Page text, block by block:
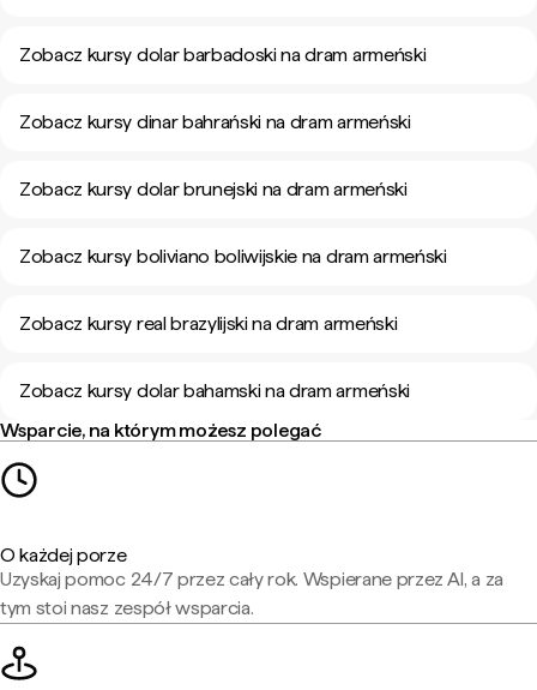
Zobacz kursy dolar barbadoski na dram armeński
Zobacz kursy dinar bahrański na dram armeński
Zobacz kursy dolar brunejski na dram armeński
Zobacz kursy boliviano boliwijskie na dram armeński
Zobacz kursy real brazylijski na dram armeński
Zobacz kursy dolar bahamski na dram armeński
Wsparcie, na którym możesz polegać
O każdej porze
Uzyskaj pomoc 24/7 przez cały rok. Wspierane przez AI, a za
tym stoi nasz zespół wsparcia.